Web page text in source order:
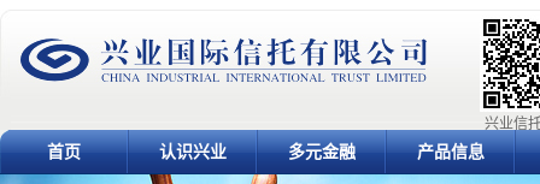
兴业信
首页 认识兴业 多元金融 产品信息